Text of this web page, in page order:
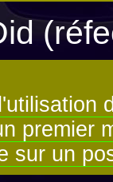
premier
sur un